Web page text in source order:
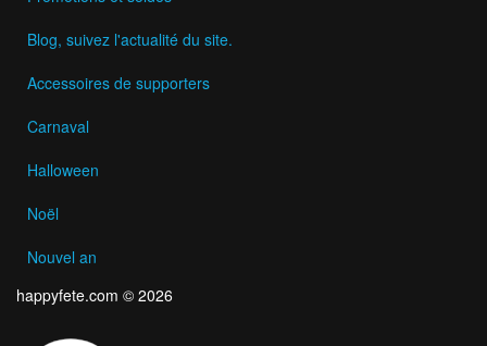
Blog, suivez l'actualité du site.
Accessoires de supporters
Carnaval
Halloween
Noël
Nouvel an
happyfete.com © 2026